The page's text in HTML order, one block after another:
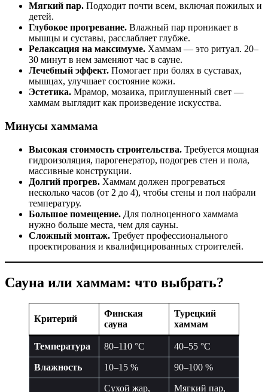
Мягкий пар. Подходит почти всем, включая пожилых и
детей.
Глубокое прогревание. Влажный пар проникает в
мышцы и суставы, расслабляет глубже.
Релаксация на максимуме. Хаммам — это ритуал. 20–
30 минут в нем заменяют час в сауне.
Лечебный эффект. Помогает при болях в суставах,
мышцах, улучшает состояние кожи.
Эстетика. Мрамор, мозаика, приглушенный свет —
хаммам выглядит как произведение искусства.
Минусы хаммама
Высокая стоимость строительства. Требуется мощная
гидроизоляция, парогенератор, подогрев стен и пола,
массивные конструкции.
Долгий прогрев. Хаммам должен прогреваться
несколько часов (от 2 до 4), чтобы стены и пол набрали
температуру.
Большое помещение. Для полноценного хаммама
нужно больше места, чем для сауны.
Сложный монтаж. Требует профессионального
проектирования и квалифицированных строителей.
Сауна или хаммам: что выбрать?
Критерий
Финская
сауна
Турецкий
хаммам
Температура 80–110 °C 40–55 °C
Влажность 10–15 % 90–100 %
Сухой жар, Мягкий пар,